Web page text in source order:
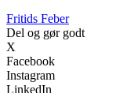
Fritids Feber
Del og gør godt
X
Facebook
Instagram
LinkedIn